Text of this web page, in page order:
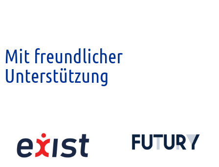
Mit freundlicher
Unterstützung